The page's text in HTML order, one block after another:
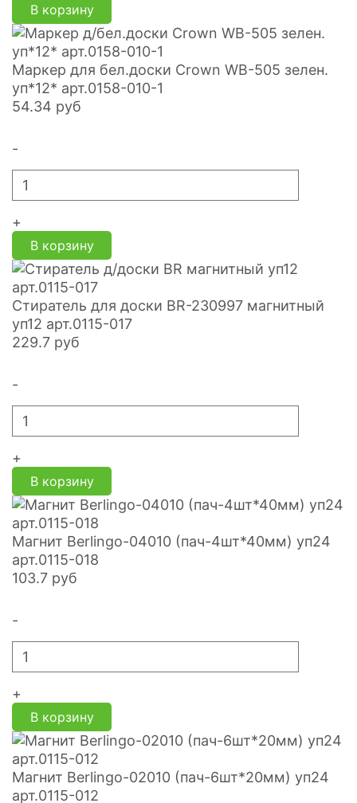
В корзину
Маркер для бел.доски Crown WB-505 зелен.
уп*12* арт.0158-010-1
54.34 руб
-
+
В корзину
Стиратель для доски BR-230997 магнитный
уп12 арт.0115-017
229.7 руб
-
+
В корзину
Магнит Berlingo-04010 (пач-4шт*40мм) уп24
арт.0115-018
103.7 руб
-
+
В корзину
Магнит Berlingo-02010 (пач-6шт*20мм) уп24
арт.0115-012